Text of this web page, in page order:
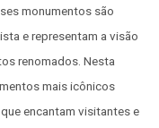
monumentos são
e representam a visão
renomados. Nesta
mais icônicos
encantam visitantes e